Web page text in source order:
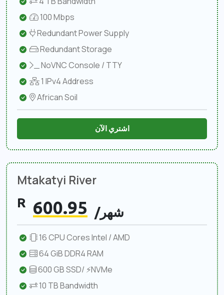
100 Mbps
Redundant Power Supply
Redundant Storage
NoVNC Console / TTY
1 IPv4 Address
African Soil
اشتري الآن
Mtakatyi River
R 600.95 /شهر
16 CPU Cores Intel / AMD
64 GiB DDR4 RAM
600 GB SSD/ ⚡NVMe
10 TB Bandwidth